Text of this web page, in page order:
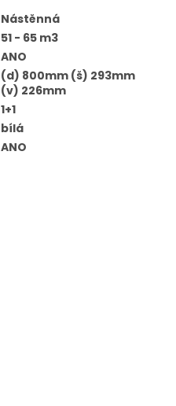
Nástěnná
51 - 65 m3
ANO
(d) 800mm (š) 293mm
(v) 226mm
1+1
bílá
ANO